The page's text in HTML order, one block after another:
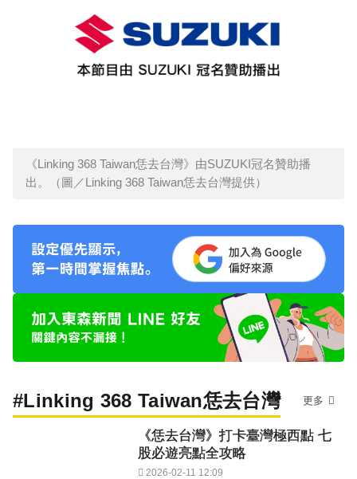
《Linking 368 Taiwan恁去台灣》由SUZUKI冠名贊助播
出。（圖／Linking 368 Taiwan恁去台灣提供）
#Linking 368 Taiwan恁去台灣 更多
《恁去台灣》打卡臺灣極西點 七
股必遊亮點全攻略
2026-02-11 12:09